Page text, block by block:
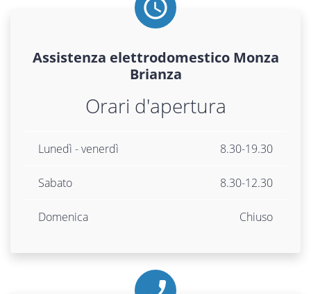
Assistenza elettrodomesticoMonza
Brianza
Orari d'apertura
Lunedì - venerdì 8.30-19.30
Sabato 8.30-12.30
Domenica Chiuso